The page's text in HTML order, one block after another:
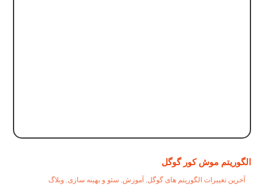
الگوریتم موش کور گوگل
آخرین تغییرات الگوریتم های گوگل ,آموزش سئو و بهینه سازی وبلاگ